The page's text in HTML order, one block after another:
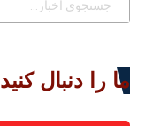
ما را دنبال کنید